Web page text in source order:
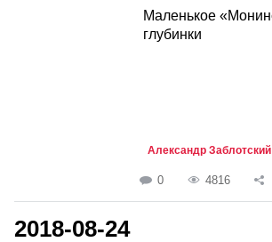
Маленькое
глубинки
Александр Заблотский
0 4816
2018-08-24